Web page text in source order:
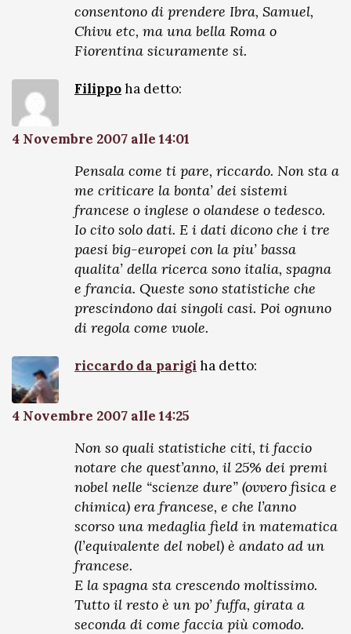
consentono di prendere Ibra, Samuel,
Chivu etc, ma una bella Roma o
Fiorentina sicuramente si.
Filippoha detto:
4 Novembre 2007 alle 14:01
Pensala come ti pare, riccardo. Non sta a
me criticare la bonta’ dei sistemi
francese o inglese o olandese o tedesco.
Io cito solo dati. E i dati dicono che i tre
paesi big-europei con la piu’ bassa
qualita’ della ricerca sono italia, spagna
e francia. Queste sono statistiche che
prescindono dai singoli casi. Poi ognuno
di regola come vuole.
riccardo da parigi ha detto:
4 Novembre 2007 alle 14:25
Non so quali statistiche citi, ti faccio
notare che quest’anno, il 25% dei premi
nobel nelle “scienze dure” (ovvero fisica e
chimica) era francese, e che l’anno
scorso una medaglia field in matematica
(l’equivalente del nobel) è andato ad un
francese.
E la spagna sta crescendo moltissimo.
Tutto il resto è un po’ fuffa, girata a
seconda di come faccia più comodo.